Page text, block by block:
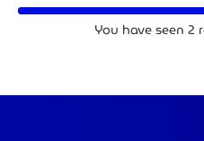
You have seen 2